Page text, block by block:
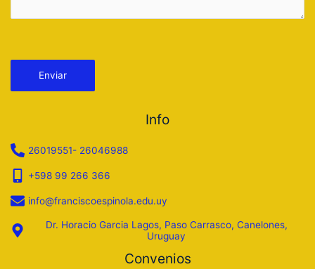
Info
26019551- 26046988
+598 99 266 366
info@franciscoespinola.edu.uy
Dr. Horacio Garcia Lagos, Paso Carrasco, Canelones,
Uruguay
Convenios